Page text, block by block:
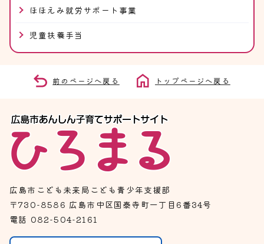
ほほえみ就労サポート事業
児童扶養手当
前のページへ戻る トップページへ戻る
広島市こども未来局こども青少年支援部
〒730-8586 広島市中区国泰寺町一丁目6番34号
電話 082-504-2161